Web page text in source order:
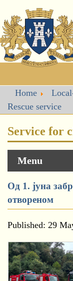
Home
Rescue service
Service for
Menu
Од 1. јуна
отвореном
Published: 29